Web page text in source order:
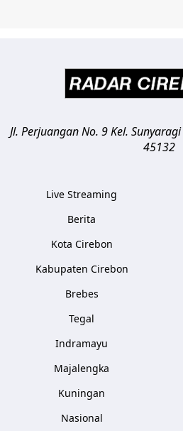
Jl. Perjuangan No. 9 Kel. Sunyaragi
45132
Live Streaming
Berita
Kota Cirebon
Kabupaten Cirebon
Brebes
Tegal
Indramayu
Majalengka
Kuningan
Nasional